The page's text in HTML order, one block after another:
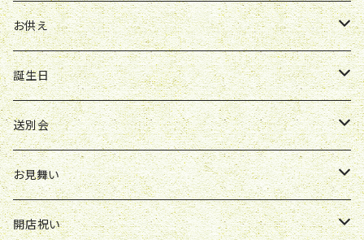
お供え
アレンジ
ボックスアレンジ
花束
アレンジ
ボックスアレンジ
胡蝶蘭鉢
スタンド花
お供え
花束
アレンジ
誕生日
花束
アレンジ
ボックスアレンジ
送別会
花束
アレンジ
お見舞い
花束
開店祝い